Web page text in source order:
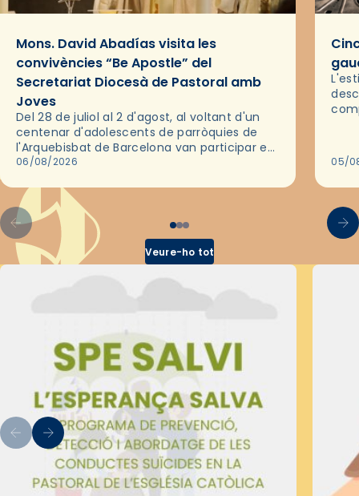
Mons. David Abadías visita les
convivències “Be Apostle” del
Secretariat Diocesà de Pastoral amb
Joves
Del 28 de juliol al 2 d'agost, al voltant d'un
centenar d'adolescents de parròquies de
l'Arquebisbat de Barcelona van participar en
les convivències Be Apostle, organitzades
06/08/2026 05/
Veure-ho tot